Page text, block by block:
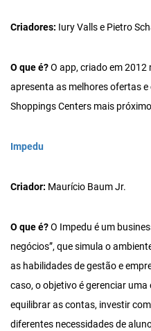
Criadores: Iury Valls e Pietro
O que é?O app, criado em
apresenta as melhores ofertas
Shoppings Centers mais
Impedu
Criador: Maurício Baum Jr.
O que é?O Impedu é um
negócios”, que simula o
as habilidades de gestão e
caso, o objetivo é gerenciar
equilibrar as contas, investir
diferentes necessidades de